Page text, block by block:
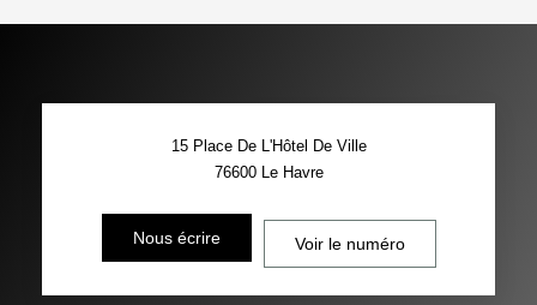
15 Place De L'Hôtel De Ville
76600 Le Havre
Nous écrire Voir le numéro